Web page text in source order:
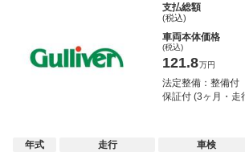
支払総額
(税込)
車両本体価格
(税込)
121.8万円
法定整備：整備付
保証付 (3ヶ月・走
年式
走行
車検